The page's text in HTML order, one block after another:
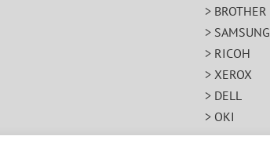
> BROTHER
> SAMSUNG
> RICOH
> XEROX
> DELL
> OKI